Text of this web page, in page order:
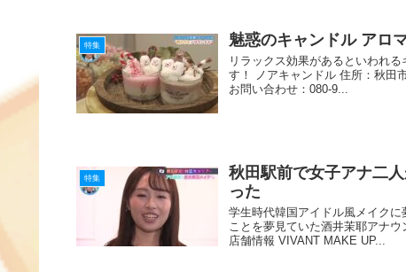
特集 魅惑のキャンドル アロ
リラックス効果があるといわれ
す！ ノアキャンドル 住所：秋田
お問い合わせ：080-9...
特集
秋田駅前で女子アナ二
った
学生時代韓国アイドル風メイク
ことを夢見ていた酒井茉耶アナ
店舗情報 VIVANT MAKE UP...